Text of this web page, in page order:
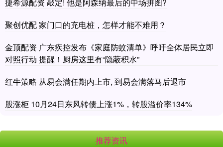
聚创优配 家门口的充电桩，怎样才能不难用？
金顶配资 广东疾控发布《家庭防蚊清单》呼吁全体居民立即
对照行动 提醒！厨房这里有“隐蔽积水”
红牛策略 从易会满任期内上市, 到易会满落马后退市
股涨柜 10月24日东风转债上涨1%，转股溢价率134%
推荐资讯